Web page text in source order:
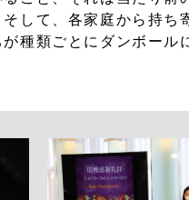
して、各家庭から持ち
種類ごとにダンボール